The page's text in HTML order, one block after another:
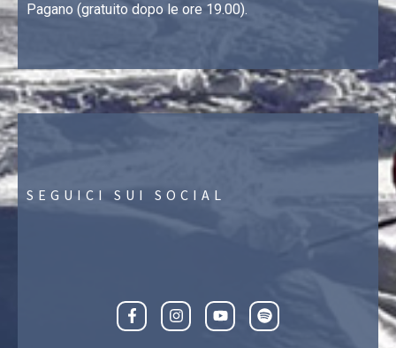
Pagano (gratuito dopo le ore 19.00).
SEGUICI SUI SOCIAL